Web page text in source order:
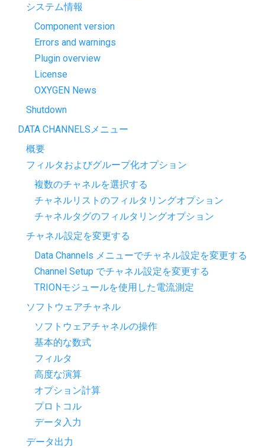
システム情報
Component version
Errors and warnings
Plugin overview
License
OXYGEN News
Shutdown
DATA CHANNELSメニュー
概要
フィルタおよびグループ化オプション
複数のチャネルを選択する
チャネルリストのフィルタリングオプション
チャネルタグのフィルタリングオプション
チャネル設定を変更する
Data Channels メニューでチャネル設定を変更する
Channel Setup でチャネル設定を変更する
TRIONモジュールを使用した電流測定
ソフトウェアチャネル
ソフトウェアチャネルの操作
基本的な数式
フィルタ
高度な演算
オプション計算
プロトコル
データ入力
データ出力